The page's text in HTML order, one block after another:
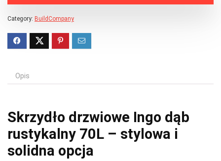
Category: BuildCompany
Opis
Skrzydło drzwiowe Ingo dąb
rustykalny 70L – stylowa i
solidna opcja